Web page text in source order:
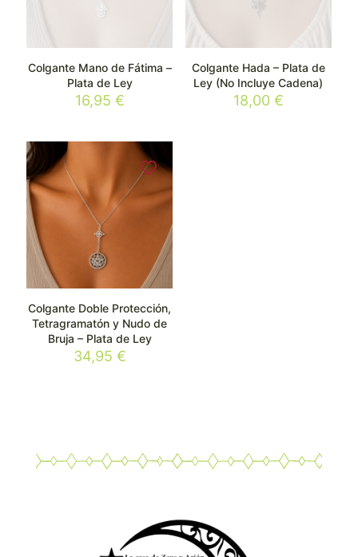
Colgante Mano de Fátima –
Plata de Ley
16,95 €
Colgante Hada – Plata de
Ley (No Incluye Cadena)
18,00 €
Colgante Doble Protección,
Tetragramatón y Nudo de
Bruja – Plata de Ley
34,95 €